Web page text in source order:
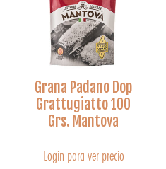
Grana Padano Dop
Grattugiatto 100
Grs. Mantova
Login para ver precio